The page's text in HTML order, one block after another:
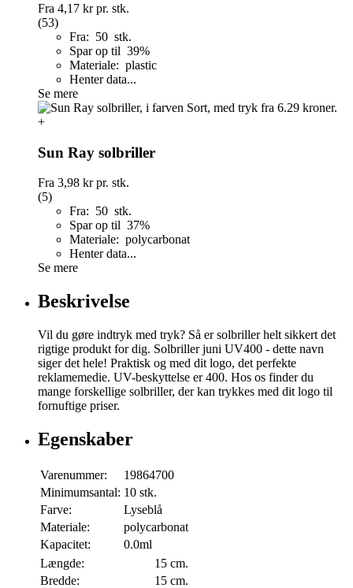
Fra 4,17 krpr. stk.
(53)
Fra: 50 stk.
Spar op til 39%
Materiale: plastic
Henter data...
Se mere
+
Sun Ray solbriller
Fra 3,98 krpr. stk.
(5)
Fra: 50 stk.
Spar op til 37%
Materiale: polycarbonat
Henter data...
Se mere
Beskrivelse
Vil du gøre indtryk med tryk? Så er solbriller helt sikkert det
rigtige produkt for dig. Solbriller juni UV400 - dette navn
siger det hele! Praktisk og med dit logo, det perfekte
reklamemedie. UV-beskyttelse er 400. Hos os finder du
mange forskellige solbriller, der kan trykkes med dit logo til
fornuftige priser.
Egenskaber
Varenummer:
19864700
Minimumsantal: 10 stk.
Farve:
Lyseblå
Materiale:
polycarbonat
Kapacitet:
0.0ml
Længde:
15 cm.
Bredde:
15 cm.